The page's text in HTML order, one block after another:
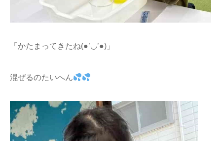
「かたまってきたね(●’◡’●)」
混ぜるのたいへん